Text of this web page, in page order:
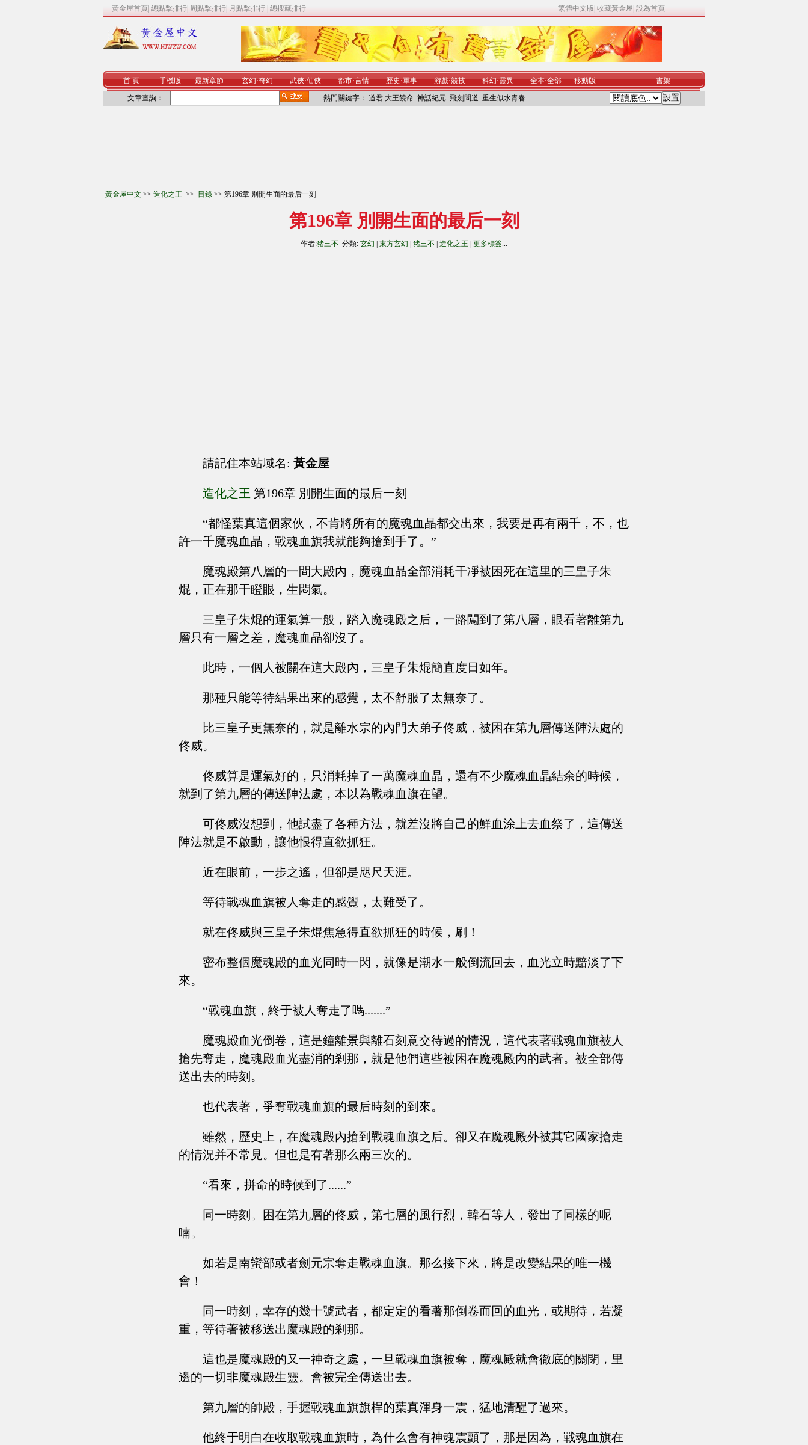
黃金屋首頁 總點擊排行 周點擊排行 月點擊排行 總搜藏排行 繁體中文版 收藏黃金屋 設為首頁
首 頁 手機版 最新章節 玄幻·奇幻 武俠·仙俠 都市·言情 歷史·軍事 游戲·競技 科幻·靈異 全本·全部 移動版 書架
文章查詢： 熱門關鍵字： 道君 大王饒命 神話紀元 飛劍問道 重生似水青春
黃金屋中文 >> 造化之王 >> 目錄 >> 第196章 別開生面的最后一刻
第196章 別開生面的最后一刻
作者:豬三不 分類: 玄幻 東方玄幻 豬三不 造化之王 更多標簽...
請記住本站域名: 黃金屋
造化之王 第196章 別開生面的最后一刻
“都怪葉真這個家伙，不肯將所有的魔魂血晶都交出來，我要是再有兩千，不，也
許一千魔魂血晶，戰魂血旗我就能夠搶到手了。”
魔魂殿第八層的一間大殿內，魔魂血晶全部消耗干凈被困死在這里的三皇子朱
焜，正在那干瞪眼，生悶氣。
三皇子朱焜的運氣算一般，踏入魔魂殿之后，一路闖到了第八層，眼看著離第九
層只有一層之差，魔魂血晶卻沒了。
此時，一個人被關在這大殿內，三皇子朱焜簡直度日如年。
那種只能等待結果出來的感覺，太不舒服了太無奈了。
比三皇子更無奈的，就是離水宗的內門大弟子佟威，被困在第九層傳送陣法處的
佟威。
佟威算是運氣好的，只消耗掉了一萬魔魂血晶，還有不少魔魂血晶結余的時候，
就到了第九層的傳送陣法處，本以為戰魂血旗在望。
可佟威沒想到，他試盡了各種方法，就差沒將自己的鮮血涂上去血祭了，這傳送
陣法就是不啟動，讓他恨得直欲抓狂。
近在眼前，一步之遙，但卻是咫尺天涯。
等待戰魂血旗被人奪走的感覺，太難受了。
就在佟威與三皇子朱焜焦急得直欲抓狂的時候，刷！
密布整個魔魂殿的血光同時一閃，就像是潮水一般倒流回去，血光立時黯淡了下
來。
“戰魂血旗，終于被人奪走了嗎.......”
魔魂殿血光倒卷，這是鐘離景與離石刻意交待過的情況，這代表著戰魂血旗被人
搶先奪走，魔魂殿血光盡消的剎那，就是他們這些被困在魔魂殿內的武者。被全部傳
送出去的時刻。
也代表著，爭奪戰魂血旗的最后時刻的到來。
雖然，歷史上，在魔魂殿內搶到戰魂血旗之后。卻又在魔魂殿外被其它國家搶走
的情況并不常見。但也是有著那么兩三次的。
“看來，拼命的時候到了......”
同一時刻。困在第九層的佟威，第七層的風行烈，韓石等人，發出了同樣的呢
喃。
如若是南蠻部或者劍元宗奪走戰魂血旗。那么接下來，將是改變結果的唯一機
會！
同一時刻，幸存的幾十號武者，都定定的看著那倒卷而回的血光，或期待，若凝
重，等待著被移送出魔魂殿的剎那。
這也是魔魂殿的又一神奇之處，一旦戰魂血旗被奪，魔魂殿就會徹底的關閉，里
邊的一切非魔魂殿生靈。會被完全傳送出去。
第九層的帥殿，手握戰魂血旗旗桿的葉真渾身一震，猛地清醒了過來。
他終于明白在收取戰魂血旗時，為什么會有神魂震顫了，那是因為，戰魂血旗在